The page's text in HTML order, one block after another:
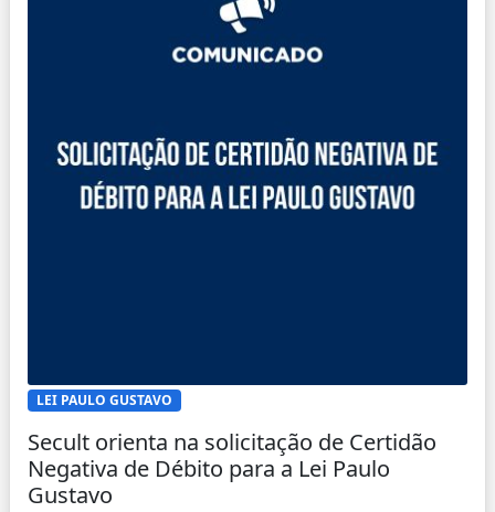
LEI PAULO GUSTAVO
Secult orienta na solicitação de Certidão
Negativa de Débito para a Lei Paulo
Gustavo